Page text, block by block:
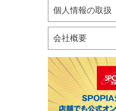
卓球用品
バッグ・サングラス
ハンドボール用品
ラグビー用品
グランドゴルフ
個人情報の取扱
会社概要